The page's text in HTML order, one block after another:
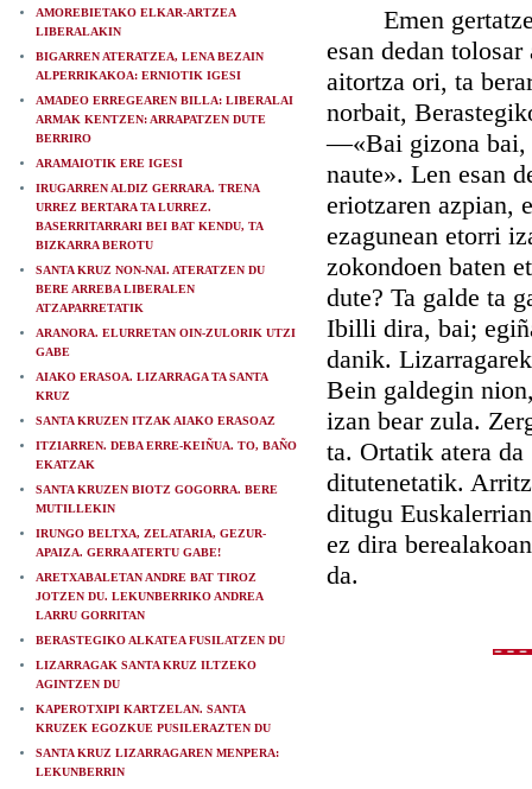
AMOREBIETAKO ELKAR-ARTZEA
LIBERALAKIN
BIGARREN ATERATZEA, LENA BEZAIN
ALPERRIKAKOA: ERNIOTIK IGESI
AMADEO ERREGEAREN BILLA: LIBERALAI
ARMAK KENTZEN: ARRAPATZEN DUTE
BERRIRO
ARAMAIOTIK ERE IGESI
IRUGARREN ALDIZ GERRARA. TRENA
URREZ BERTARA TA LURREZ.
BASERRITARRARI BEI BAT KENDU, TA
BIZKARRA BEROTU
SANTA KRUZ NON-NAI. ATERATZEN DU
BERE ARREBA LIBERALEN
ATZAPARRETATIK
ARANORA. ELURRETAN OIN-ZULORIK UTZI
GABE
AIAKO ERASOA. LIZARRAGA TA SANTA
KRUZ
SANTA KRUZEN ITZAK AIAKO ERASOAZ
ITZIARREN. DEBA ERRE-KEIÑUA. TO, BAÑO
EKATZAK
SANTA KRUZEN BIOTZ GOGORRA. BERE
MUTILLEKIN
IRUNGO BELTXA, ZELATARIA, GEZUR-
APAIZA. GERRA ATERTU GABE!
ARETXABALETAN ANDRE BAT TIROZ
JOTZEN DU. LEKUNBERRIKO ANDREA
LARRU GORRITAN
BERASTEGIKO ALKATEA FUSILATZEN DU
LIZARRAGAK SANTA KRUZ ILTZEKO
AGINTZEN DU
KAPEROTXIPI KARTZELAN. SANTA
KRUZEK EGOZKUE PUSILERAZTEN DU
SANTA KRUZ LIZARRAGAREN MENPERA:
LEKUNBERRIN
Emen gertatzen
esan dedan
aitortza ori, ta
norbait,
—«Bai gizona bai,
naute». Len esan
eriotzaren azpian,
ezagunean etorri
zokondoen baten
dute? Ta galde ta
Ibilli dira, bai;
danik.
Bein galdegin
izan bear zula.
ta. Ortatik atera
ditutenetatik.
ditugu
ez dira
da.